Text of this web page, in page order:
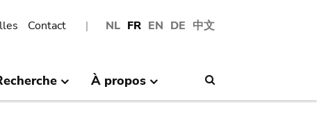
NL FR EN DE 中文
Contact
À propos